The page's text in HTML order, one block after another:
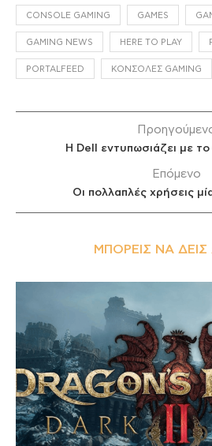
CONSOLE GAMING GAMES
GAMING NEWS HERE TO PLAY
PORTALFEED ΚΟΝΣΟΛΕΣ GAMING
Η Dell εντυπωσιάζει με
Επόμενο
Οι πολλαπλές χρήσεις
ΜΠΟΡΕΊΣ ΝΑ